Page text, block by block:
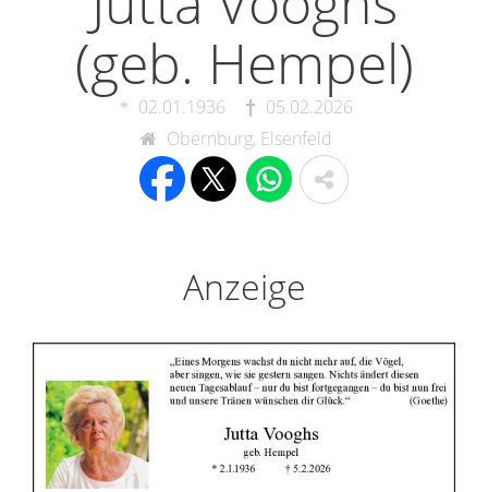
(geb. Hempel)
02.01.1936
05.02.2026
Obernburg, Elsenfeld
Anzeige